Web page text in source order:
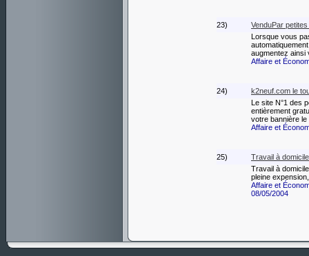
23)
VenduPar
Lorsque vous
augmentez ainsi
Affaire et
24)
k2neuf.com le
Le site N°1 des
entièrement
votre bannière
Affaire et
25)
Travail à domicile
Travail à
pleine
Affaire et
08/05/2004